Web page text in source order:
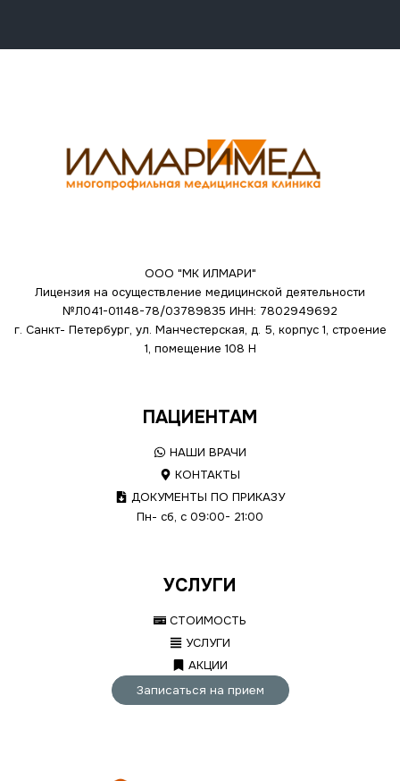
ООО "МК ИЛМАРИ"
Лицензия на осуществление медицинской деятельности
№Л041-01148-78/03789835 ИНН: 7802949692
г. Санкт- Петербург, ул. Манчестерская, д. 5, корпус 1, строение
1, помещение 108 Н
ПАЦИЕНТАМ
НАШИ ВРАЧИ
КОНТАКТЫ
ДОКУМЕНТЫ ПО ПРИКАЗУ
Пн- сб, с 09:00- 21:00
УСЛУГИ
СТОИМОСТЬ
УСЛУГИ
АКЦИИ
Записаться на прием